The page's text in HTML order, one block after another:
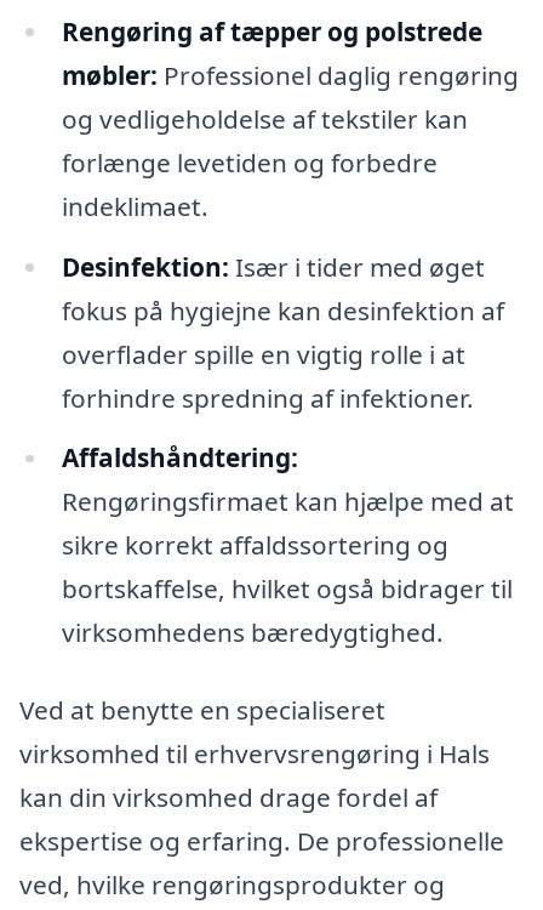
Rengøring af tæpper og polstrede
møbler: Professionel daglig rengøring
og vedligeholdelse af tekstiler kan
forlænge levetiden og forbedre
indeklimaet.
Desinfektion: Især i tider med øget
fokus på hygiejne kan desinfektion af
overflader spille en vigtig rolle i at
forhindre spredning af infektioner.
Affaldshåndtering:
Rengøringsfirmaet kan hjælpe med at
sikre korrekt affaldssortering og
bortskaffelse, hvilket også bidrager til
virksomhedens bæredygtighed.
Ved at benytte en specialiseret
virksomhed til erhvervsrengøring i Hals
kan din virksomhed drage fordel af
ekspertise og erfaring. De professionelle
ved, hvilke rengøringsprodukter og